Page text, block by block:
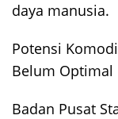
daya manusia.
Potensi
Belum Optimal
Badan Pusat